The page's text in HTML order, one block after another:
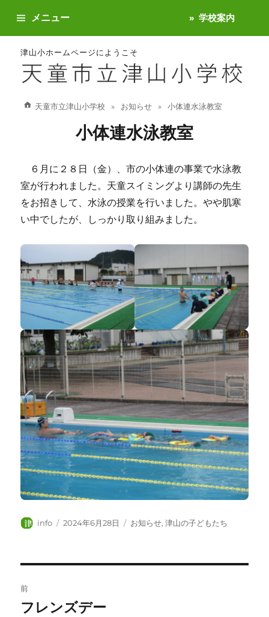
津山小ホームページにようこそ
メニュー 学校案内
天童市立津山小学校 お知らせ 小体連水泳教室
小体連水泳教室
６月に２８日（金）、市の小体連の事業で水泳教
室が行われました。天童スイミングより講師の先生
をお招きして、水泳の授業を行いました。やや肌寒
い中でしたが、しっかり取り組みました。
投
info
投
2024年6月28日
カ
お知らせ,津山の子どもたち
稿
前
前
フレンズデー